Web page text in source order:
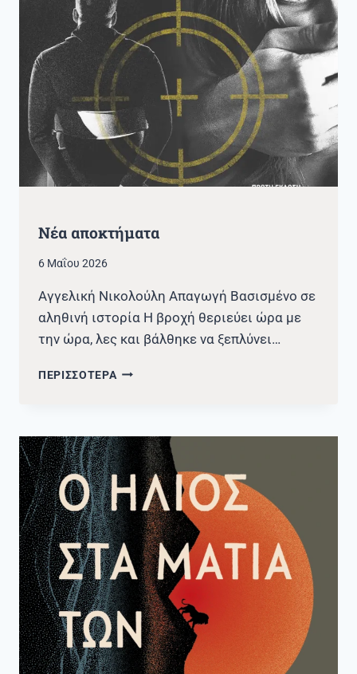
Νέα αποκτήματα
6 Μαΐου 2026
Αγγελική Νικολούλη Απαγωγή Βασισμένο σε
αληθινή ιστορία Η βροχή θεριεύει ώρα με
την ώρα, λες και βάλθηκε να ξεπλύνει…
ΠΕΡΙΣΣΟΤΕΡΑ ΝΈΑ